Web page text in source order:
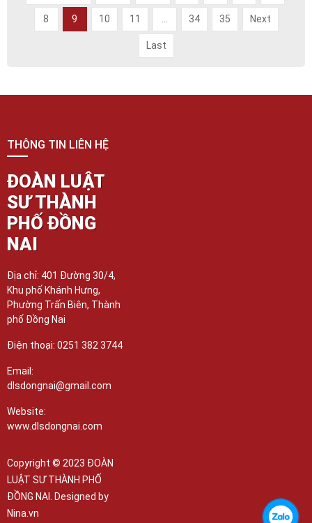
8 9 10 11 34 35 Next
Last
THÔNG TIN LIÊN HỆ
ĐOÀN LUẬT
SƯ THÀNH
PHỐ ĐỒNG
NAI
Địa chỉ: 401 Đường 30/4,
Khu phố Khánh Hưng,
Phường Trấn Biên, Thành
phố Đồng Nai
Điện thoại: 0251 382 3744
Email:
dlsdongnai@gmail.com
Website:
www.dlsdongnai.com
Copyright © 2023 ĐOÀN
LUẬT SƯ THÀNH PHỐ
ĐỒNG NAI. Designed by
Nina.vn